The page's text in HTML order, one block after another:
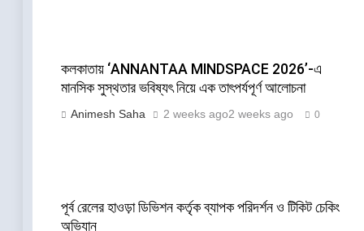
কলকাতায় ‘ANNANTAA MINDSPACE 2026’-এ
মানসিক সুস্থতার ভবিষ্যৎ নিয়ে এক তাৎপর্যপূর্ণ আলোচনা
Animesh Saha 2 weeks ago2 weeks ago 0
পূর্ব রেলের হাওড়া ডিভিশন কর্তৃক ব্যাপক পরিদর্শন ও টিকিট চেকিং
অভিযান